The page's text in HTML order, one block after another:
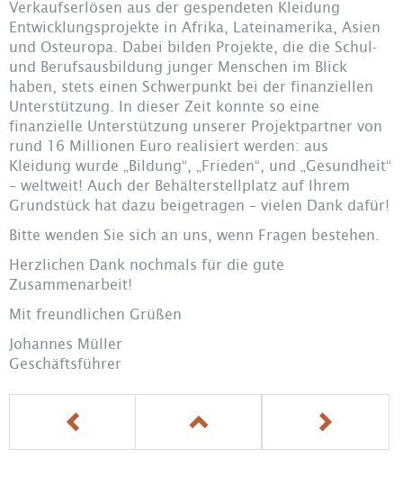
Verkaufserlösen aus der gespendeten Kleidung
Entwicklungsprojekte in Afrika, Lateinamerika, Asien
und Osteuropa. Dabei bilden Projekte, die die Schul-
und Berufsausbildung junger Menschen im Blick
haben, stets einen Schwerpunkt bei der finanziellen
Unterstützung. In dieser Zeit konnte so eine
finanzielle Unterstützung unserer Projektpartner von
rund 16 Millionen Euro realisiert werden: aus
Kleidung wurde „Bildung“, „Frieden“, und „Gesundheit“
– weltweit! Auch der Behälterstellplatz auf Ihrem
Grundstück hat dazu beigetragen – vielen Dank dafür!
Bitte wenden Sie sich an uns, wenn Fragen bestehen.
Herzlichen Dank nochmals für die gute
Zusammenarbeit!
Mit freundlichen Grüßen
Johannes Müller
Geschäftsführer